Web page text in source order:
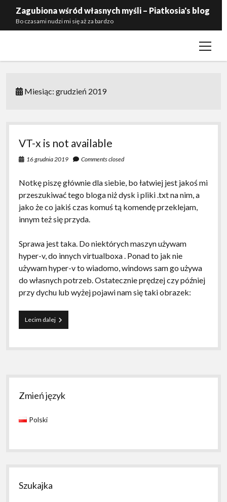
Zagubiona wśród własnych myśli – Piatkosia's blog
Bo czasami nudzi mi się aż za bardzo
open
Zaproś mnie do siebie
Miesiąc:grudzień 2019
VT-x is not available
16 grudnia 2019 Comments closed
Notkę piszę głównie dla siebie, bo łatwiej jest jakoś mi
przeszukiwać tego bloga niż dysk i pliki .txt na nim, a
jako że co jakiś czas komuś tą komendę przeklejam,
innym też się przyda.
Sprawa jest taka. Do niektórych maszyn używam
hyper-v, do innych virtualboxa . Ponad to jak nie
używam hyper-v to wiadomo, windows sam go używa
do własnych potrzeb. Ostatecznie prędzej czy później
przy dychu lub wyżej pojawi nam się taki obrazek:
Lecim dalejVT-
x
not
Sidebar
Zmień język
Polski
Szukajka